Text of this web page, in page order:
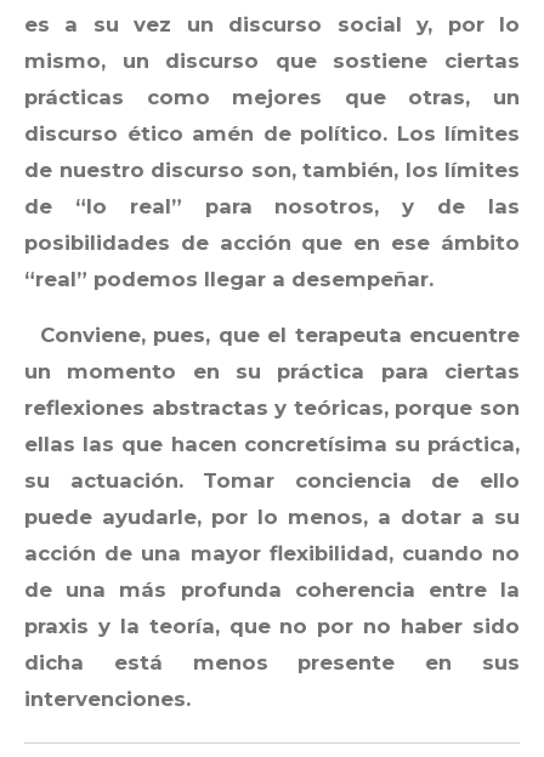
es a su vez un discurso social y, por lo
mismo, un discurso que sostiene ciertas
prácticas como mejores que otras, un
discurso ético amén de político. Los límites
de nuestro discurso son, también, los límites
de “lo real” para nosotros, y de las
posibilidades de acción que en ese ámbito
“real” podemos llegar a desempeñar.
Conviene, pues, que el terapeuta encuentre
un momento en su práctica para ciertas
reflexiones abstractas y teóricas, porque son
ellas las que hacen concretísima su práctica,
su actuación. Tomar conciencia de ello
puede ayudarle, por lo menos, a dotar a su
acción de una mayor flexibilidad, cuando no
de una más profunda coherencia entre la
praxis y la teoría, que no por no haber sido
dicha está menos presente en sus
intervenciones.